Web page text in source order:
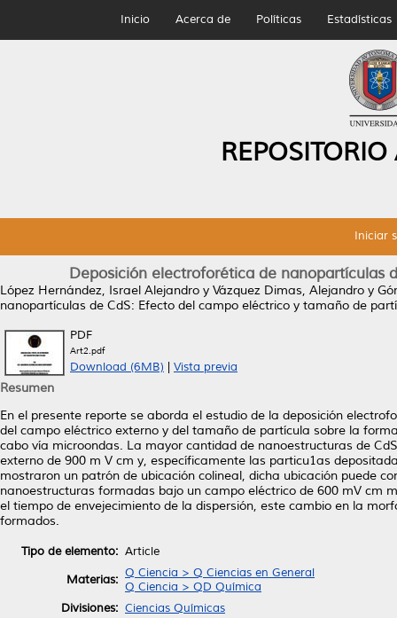
Inicio Acerca de Políticas Estadísticas
Iniciar
Deposición electroforética de nanopartículas
López Hernández, Israel Alejandro y Vázquez Dimas, Alejandro y
nanopartículas de CdS: Efecto del campo eléctrico y tamaño de
PDF
Art2.pdf
Download (6MB) Vista previa
Resumen
En el presente reporte se aborda el estudio de la deposición
del campo eléctrico externo y del tamaño de partícula sobre la
cabo vía microondas. La mayor cantidad de nanoestructuras de
externo de 900 m V cm y, específicamente las particu1as
mostraron un patrón de ubicación colineal, dicha ubicación puede
nanoestructuras formadas bajo un campo eléctrico de 600 mV cm
el tiempo de envejecimiento de la dispersión, este cambio en la
formados.
Tipo de elemento: Article
Materias: Q Ciencia > Q Ciencias en General
Q Ciencia > QD Química
Divisiones: Ciencias Químicas